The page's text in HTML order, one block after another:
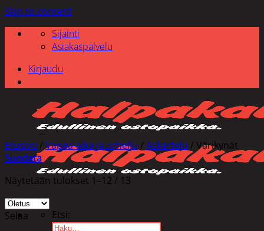
Skip to content
Sijainti
Asiakaspalvelu
Kirjaudu
Etsi:
Etusivu / Vapaa-aika ja urheilu / Askartelu / Värikynät
Suodata
Näytetään tulokset 1–12 / 13
Selaa